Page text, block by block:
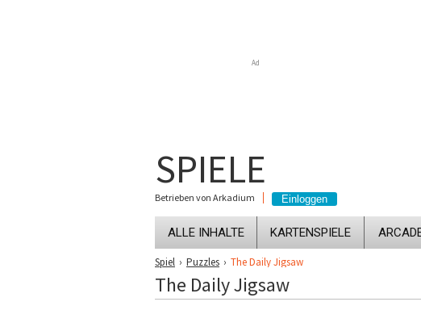
Ad
SPIELE
Betrieben von Arkadium
ALLE INHALTE KARTENSPIELE
Spiel › Puzzles › The Daily Jigsaw
The Daily Jigsaw